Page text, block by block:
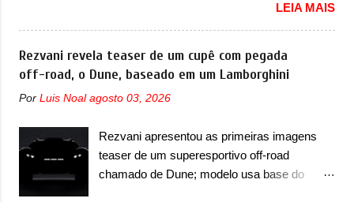
lançamento para breve. Além disso, a marca
divulgou as primeiras imagens do interior
com a nova configuração. A principal
mudança fica por conta da segunda fila de
bancos, que perde as poltronas individuais
lugares. Ao mesmo tempo, o SUV possui um
assento do meio que pode reclinar e nele
existe dois espaços de recarga por indução
apresentou as novas imagens teaser do Type
01 em testes pelas ruas de Mônaco. O
modelo continua rodando em testes e chegou
no principado para o E-Prix de Fórmula E,
como apoio a equipe da Jaguar na
competição. O elétrico aproveitou para
cidade-estado como a Sainte-Dévote, Praça
do Cassino e La Rascasse. Para ir a
Mônaco, a marca inglesa apresentou uma
LEIA MAIS
Rezvani revela teaser de um cupê com pegada
off-road, o Dune, baseado em um Lamborghini
Por Luis Noal agosto 03, 2026
Rezvani apresentou as primeiras imagens
teaser de um superesportivo off-road
chamado de Dune; modelo usa base do